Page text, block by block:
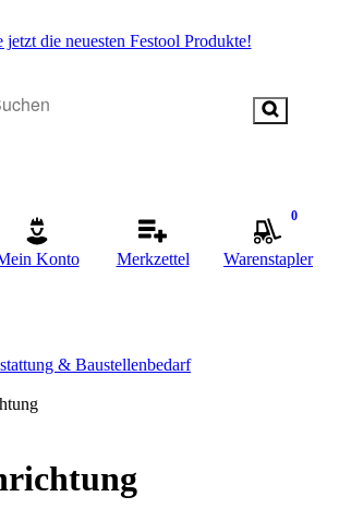
jetzt die neuesten Festool Produkte!
Konto Merkzettel
0
Warenstapler
& Baustellenbedarf